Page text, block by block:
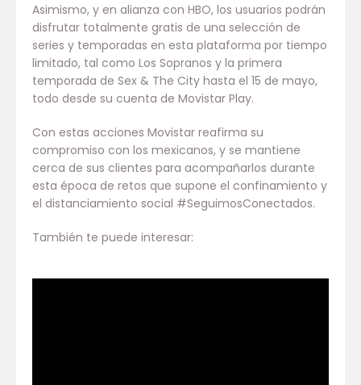
Asimismo, y en alianza con HBO, los usuarios podrán
disfrutar totalmente gratis de una selección de
series y temporadas en esta plataforma por tiempo
limitado, tal como Los Sopranos y la primera
temporada de Sex & The City hasta el 15 de mayo,
todo desde su cuenta de Movistar Play.
Con estas acciones Movistar reafirma su
compromiso con los mexicanos, y se mantiene
cerca de sus clientes para acompañarlos durante
esta época de retos que supone el confinamiento y
el distanciamiento social #SeguimosConectados.
También te puede interesar: